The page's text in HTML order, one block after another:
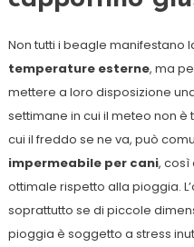
Non tutti i beagle manifestano
temperature esterne, ma
mettere a loro disposizione
settimane in cui il meteo non
cui il freddo se ne va, può
impermeabile per cani, così
ottimale rispetto alla pioggia.
soprattutto se di piccole
pioggia è soggetto a stress